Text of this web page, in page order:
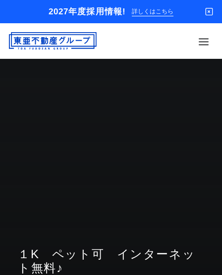
2027年度採用情報! 詳しくはこちら
１K ペット可 インターネッ
ト無料♪